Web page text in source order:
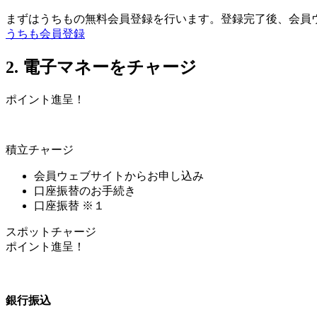
まずはうちもの無料会員登録を行います。登録完了後、会員
うちも会員登録
2. 電子マネーをチャージ
ポイント進呈！
積立チャージ
会員ウェブサイトからお申し込み
口座振替のお手続き
口座振替 ※１
スポットチャージ
ポイント進呈！
銀行振込